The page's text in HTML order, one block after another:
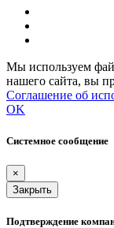
Мы используем
нашего сайта, вы
Соглашение об
OK
Системное сообщение
×
Закрыть
Подтверждение